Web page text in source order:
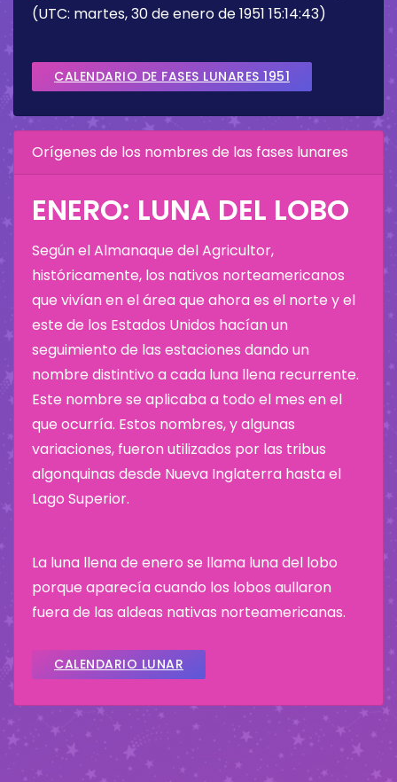
(UTC: martes, 30 de enero de 1951 15:14:43)
CALENDARIO DE FASES LUNARES 1951
Orígenes de los nombres de las fases lunares
ENERO: LUNA DEL LOBO
Según el Almanaque del Agricultor,
históricamente, los nativos norteamericanos
que vivían en el área que ahora es el norte y el
este de los Estados Unidos hacían un
seguimiento de las estaciones dando un
nombre distintivo a cada luna llena recurrente.
Este nombre se aplicaba a todo el mes en el
que ocurría. Estos nombres, y algunas
variaciones, fueron utilizados por las tribus
algonquinas desde Nueva Inglaterra hasta el
Lago Superior.
La luna llena de enero se llama luna del lobo
porque aparecía cuando los lobos aullaron
fuera de las aldeas nativas norteamericanas.
CALENDARIO LUNAR